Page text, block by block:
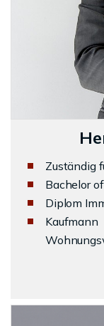
Zuständig
Bachelor
Diplom